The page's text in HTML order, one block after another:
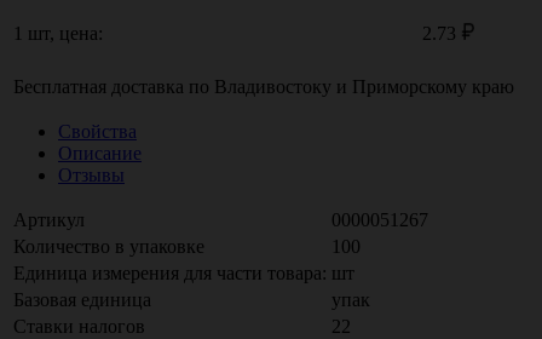
1 шт, цена: 2.73
Бесплатная доставка по Владивостоку и Приморскому краю
Свойства
Описание
Отзывы
Артикул
0000051267
Количество в упаковке
100
Единица измерения для части товара: шт
Базовая единица
упак
Ставки налогов
22